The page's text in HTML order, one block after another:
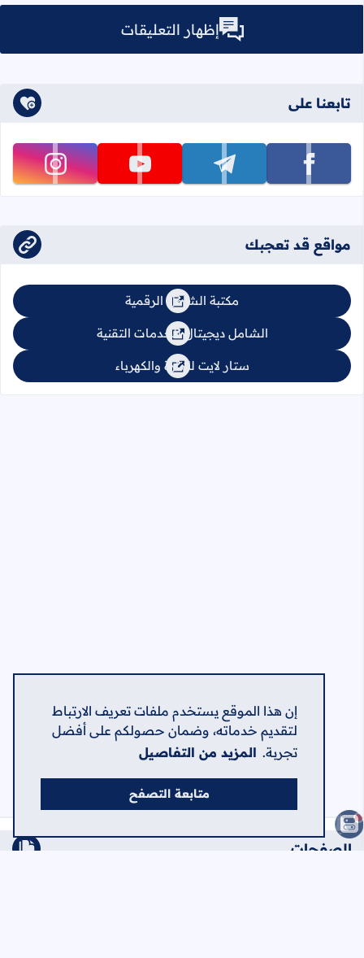
إن هذا الموقع يستخدم ملفات تعريف الارتباط
لتقديم خدماته، وضمان حصولكم على أفضل
تجربة. المزيد من التفاصيل
متابعة التصفح
إظهار التعليقات
تابعنا على
تابعنا على facebook تابعنا على telegram تابعنا على youtube تابعنا على instagram
مواقع قد تعجبك
مكتبة الشامل الرقمية
الشامل ديجيتال للخدمات التقنية
ستار لايت للإنارة والكهرباء
الصفحات